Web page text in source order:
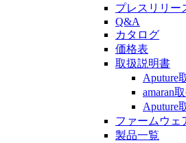
プレスリリー
Q&A
カタログ
価格表
取扱説明書
Aputure
amaran
Aputure
ファームウェ
製品一覧